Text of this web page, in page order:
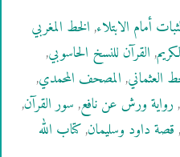
أمام الابتلاء,الخط المغربي
,القرآن للنسخ الحاسوبي,
العثماني,المصحف المحمدي,
,رواية ورش عن نافع,سور القرآن,
,قصة داود وسليمان,كتاب الله